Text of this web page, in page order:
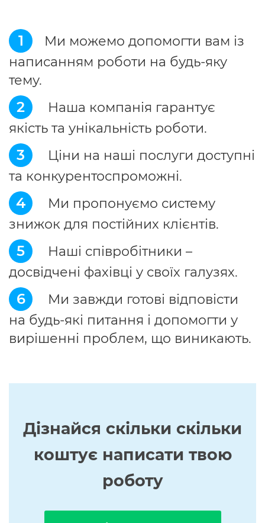
1
Ми можемо допомогти вам із
написанням роботи на будь-яку
тему.
2
Наша компанія гарантує
якість та унікальність роботи.
3
Ціни на наші послуги доступні
та конкурентоспроможні.
4
Ми пропонуємо систему
знижок для постійних клієнтів.
5
Наші співробітники –
досвідчені фахівці у своїх галузях.
6
Ми завжди готові відповісти
на будь-які питання і допомогти у
вирішенні проблем, що виникають.
Дізнайся скільки скільки
коштує написати твою
роботу